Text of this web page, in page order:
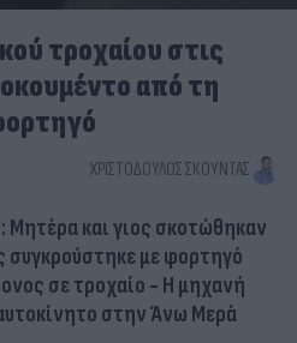
τροχαίου στις
από τη
ΧΡΙΣΤΌΔΟΥΛΟΣ ΣΚΟΎΝΤΑΣ
Μητέρα και γιος σκοτώθηκαν
συγκρούστηκε με φορτηγό
σε τροχαίο - Η μηχανή
στην Άνω Μερά